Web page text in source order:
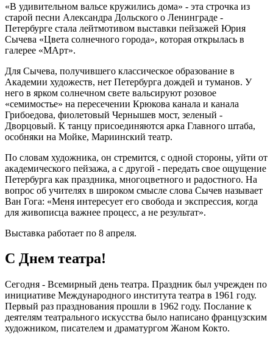
«В удивительном вальсе кружились дома» - эта строчка из
старой песни Александра Дольского о Ленинграде -
Петербурге стала лейтмотивом выставки пейзажей Юрия
Сычева «Цвета солнечного города», которая открылась в
галерее «МАрт».
Для Сычева, получившего классическое образование в
Академии художеств, нет Петербурга дождей и туманов. У
него в ярком солнечном свете вальсируют розовое
«семимостье» на пересечении Крюкова канала и канала
Грибоедова, фиолетовый Чернышев мост, зеленый -
Дворцовый. К танцу присоединяются арка Главного штаба,
особняки на Мойке, Мариинский театр.
По словам художника, он стремится, с одной стороны, уйти от
академического пейзажа, а с другой - передать свое ощущение
Петербурга как праздника, многоцветного и радостного. На
вопрос об учителях в широком смысле слова Сычев называет
Ван Гога: «Меня интересует его свобода и экспрессия, когда
для живописца важнее процесс, а не результат».
Выставка работает по 8 апреля.
С Днем театра!
Сегодня - Всемирный день театра. Праздник был учрежден по
инициативе Международного института театра в 1961 году.
Первый раз празднования прошли в 1962 году. Послание к
деятелям театрального искусства было написано французским
художником, писателем и драматургом Жаном Кокто.